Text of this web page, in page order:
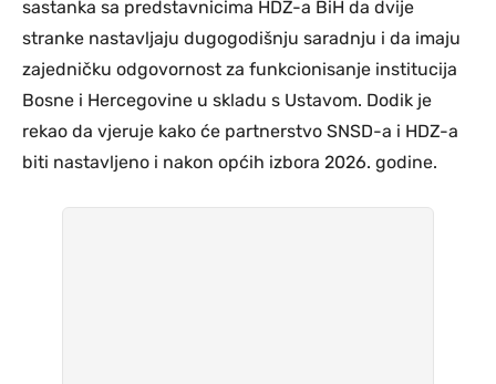
sastanka sa predstavnicima HDZ-a BiH da dvije
stranke nastavljaju dugogodišnju saradnju i da imaju
zajedničku odgovornost za funkcionisanje institucija
Bosne i Hercegovine u skladu s Ustavom. Dodik je
rekao da vjeruje kako će partnerstvo SNSD-a i HDZ-a
biti nastavljeno i nakon općih izbora 2026. godine.